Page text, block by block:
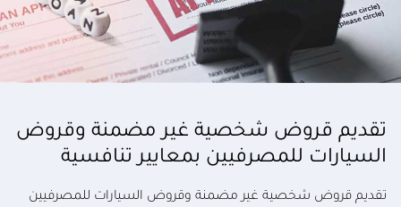
تقديم قروض شخصية غير مضمنة وقروض
السيارات للمصرفيين بمعايير تنافسية
تقديم قروض شخصية غير مضمنة وقروض السيارات للمصرفيين